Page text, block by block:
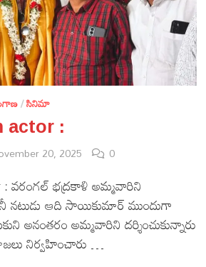
/సినిమా
actor :
20, 2025 0
వరంగల్ భద్రకాళి అమ్మవారిని
సినీ నటుడు ఆది సాయికుమార్ ముందుగా
అనంతరం అమ్మవారిని దర్శించుకున్నారు
నిర్వహించారు …